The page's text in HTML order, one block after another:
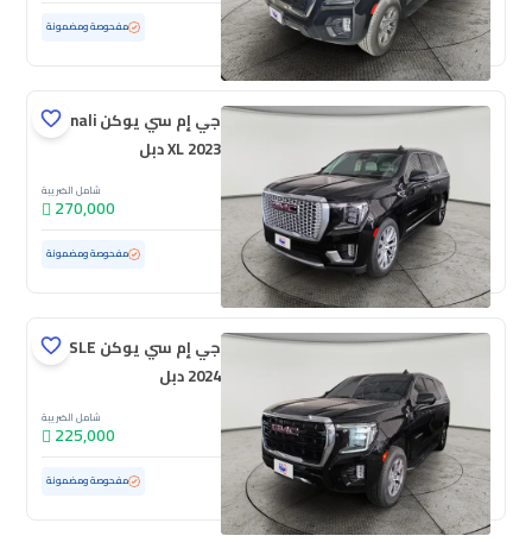
مستعملة 66,591 كم مفحوصة ومضمونة
جي إم سي يوكن Denali
XL 2023 دبل
شامل الضريبة
270,000
مستعملة 56,734 كم مفحوصة ومضمونة
جي إم سي يوكن SLE
2024 دبل
شامل الضريبة
225,000
مستعملة 32,053 كم ممشى قليل مفحوصة ومضمونة